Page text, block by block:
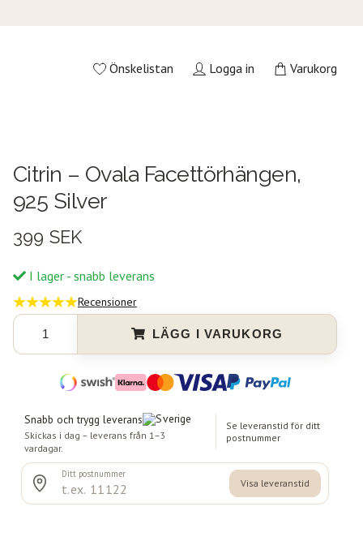
Önskelistan Logga in Varukorg
Citrin – Ovala Facettörhängen,
925 Silver
399 SEK
I lager - snabb leverans
Recensioner
LÄGG I VARUKORG